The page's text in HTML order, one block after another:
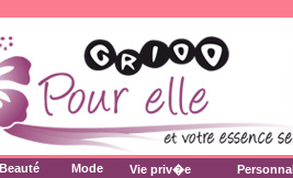
Beauté Mode Vie priv�e